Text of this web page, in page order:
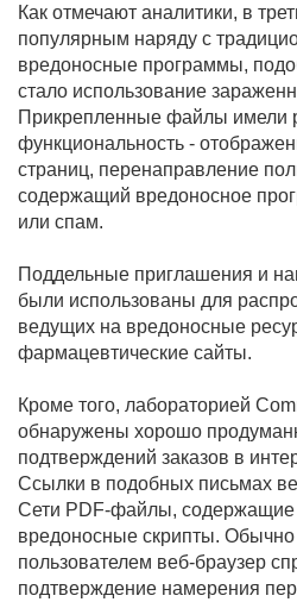
Как отмечают аналитики, в
популярным наряду с
вредоносные программы,
стало использование
Прикрепленные файлы имели
функциональность -
страниц, перенаправление
содержащий вредоносное
или спам.
Поддельные приглашения и
были использованы для
ведущих на вредоносные
фармацевтические сайты.
Кроме того, лабораторией
обнаружены хорошо
подтверждений заказов в
Ссылки в подобных письмах
Сети PDF-файлы, содержащие
вредоносные скрипты.
пользователем веб-браузер
подтверждение намерения